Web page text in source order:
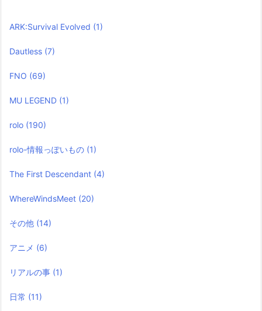
ARK:Survival Evolved (1)
Dautless (7)
FNO (69)
MU LEGEND (1)
rolo (190)
rolo-情報っぽいもの (1)
The First Descendant (4)
WhereWindsMeet (20)
その他 (14)
アニメ (6)
リアルの事 (1)
日常 (11)